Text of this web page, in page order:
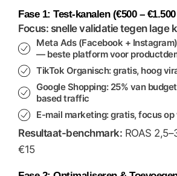
Fase 1: Test-kanalen (€500 –
Focus: snelle validatie tegen lage
Meta Ads (Facebook + Instagram)
— beste platform voor
TikTok Organisch: gratis, hoog
Google Shopping: 25% van
based traffic
E-mail marketing: gratis, focus
Resultaat-benchmark: ROAS
€15